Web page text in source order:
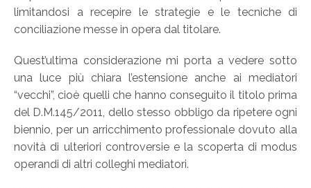
limitandosi a recepire le strategie e le tecniche di
conciliazione messe in opera dal titolare.
Quest’ultima considerazione mi porta a vedere sotto
una luce più chiara l’estensione anche ai mediatori
“vecchi”, cioè quelli che hanno conseguito il titolo prima
del D.M.145/2011, dello stesso obbligo da ripetere ogni
biennio, per un arricchimento professionale dovuto alla
novità di ulteriori controversie e la scoperta di modus
operandi di altri colleghi mediatori.